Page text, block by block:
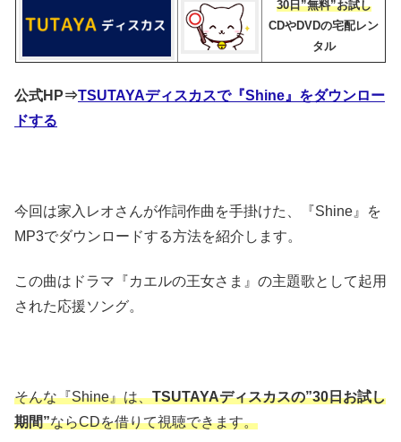
30日”無料”お試し
CDやDVDの宅配レン
タル
公式HP⇒TSUTAYAディスカスで『Shine』をダウンロー
ドする
今回は家入レオさんが作詞作曲を手掛けた、『Shine』を
MP3でダウンロードする方法を紹介します。
この曲はドラマ『カエルの王女さま』の主題歌として起用
された応援ソング。
そんな『Shine』は、TSUTAYAディスカスの”30日お試し
期間”ならCDを借りて視聴できます。